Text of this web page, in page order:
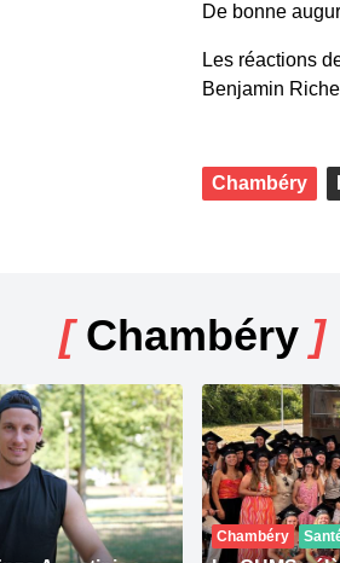
De bonne
Les réactions
Benjamin
Chambéry
[Chambéry ]
Chambéry